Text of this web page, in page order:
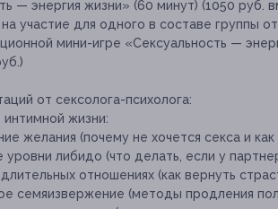
— энергия жизни» (60 минут) (1050 руб.
участие для одного в составе группы
мини-игре «Сексуальность —
от сексолога-психолога:
жизни:
желания (почему не хочется секса и как
либидо (что делать, если у
отношениях (как вернуть
семяизвержение (методы продления